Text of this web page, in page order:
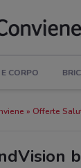
CORPO
Offerte